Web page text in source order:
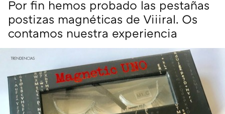
Por fin hemos probado las pestañas
postizas magnéticas de Viiiral. Os
contamos nuestra experiencia